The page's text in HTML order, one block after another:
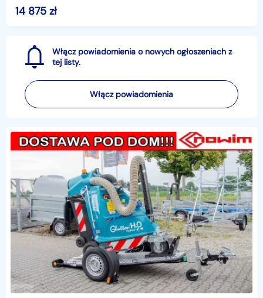
BOCZNYMIPrzyczepa typu Furgon C 255 (C255) PPL - wersja
niehamowana. Możl
14 875 zł
Włącz powiadomienia o nowych ogłoszeniach z
tej listy.
Włącz powiadomienia